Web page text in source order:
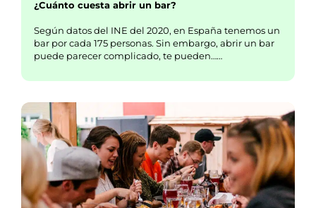
¿Cuánto cuesta abrir un bar?
Según datos del INE del 2020, en España tenemos un
bar por cada 175 personas. Sin embargo, abrir un bar
puede parecer complicado, te pueden……